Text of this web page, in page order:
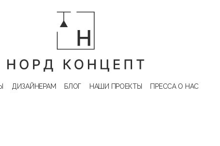
ДИЗАЙНЕРАМ БЛОГ НАШИ ПРОЕКТЫ ПРЕССА О НАС